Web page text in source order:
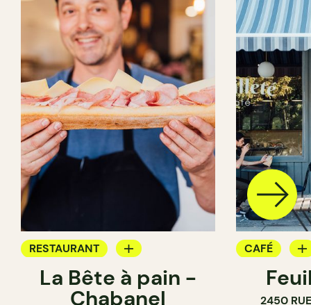
RESTAURANT
CAFÉ
PÂTISSERIE
La Bête à pain -
Chabanel
CAFÉ
PÂTISSERIE
2450